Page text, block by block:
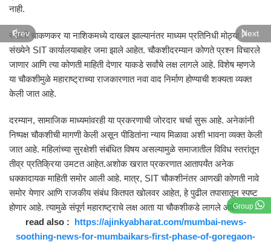
Group
नाही.
रुपाली चाकणकर या नाशिकमध्ये दाखल झाल्यानंतर माध्यम प्रतिनिधी मोठ्या
संख्येने SIT कार्यालयाबाहेर जमा झाले आहेत. चौकशीदरम्यान कोणते प्रश्न विचारले
जाणार आणि त्या कोणती माहिती देणार याकडे सर्वांचे लक्ष लागले आहे. विशेष म्हणजे
या चौकशीमुळे महाराष्ट्राच्या राजकारणात नवा वाद निर्माण होण्याची शक्यता व्यक्त
केली जात आहे.
दरम्यान, सामाजिक माध्यमांवरही या प्रकरणाची जोरदार चर्चा सुरू आहे. अनेकांनी
निष्पक्ष चौकशीची मागणी केली असून पीडितांना न्याय मिळावा अशी भावना व्यक्त केली
जात आहे. महिलांच्या सुरक्षेशी संबंधित विषय असल्यामुळे समाजातील विविध स्तरांतून
तीव्र प्रतिक्रिया उमटत आहेत.अशोक खरात प्रकरणात आतापर्यंत अनेक
धक्कादायक माहिती समोर आली आहे. मात्र, SIT चौकशीनंतर आणखी कोणती नावे
समोर येणार आणि राजकीय संबंध कितपत खोलवर आहेत, हे पुढील तपासातून स्पष्ट
होणार आहे. त्यामुळे संपूर्ण महाराष्ट्राचे लक्ष आता या चौकशीकडे लागले आहे.
read also : https://ajinkyabharat.com/mumbai-news-
soothing-news-for-mumbaikars-first-phase-of-goregaon-
Prev Next